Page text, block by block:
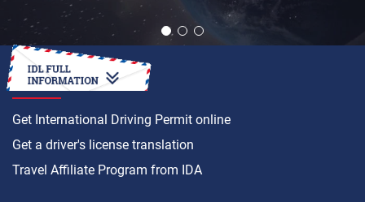
HOW TO
Get International Driving Permit online
Get a driver's license translation
Travel Affiliate Program from IDA